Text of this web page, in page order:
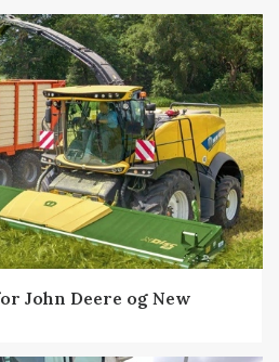
John Deere og New